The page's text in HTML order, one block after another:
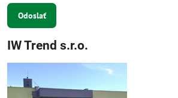
Odoslať
IW Trend s.r.o.